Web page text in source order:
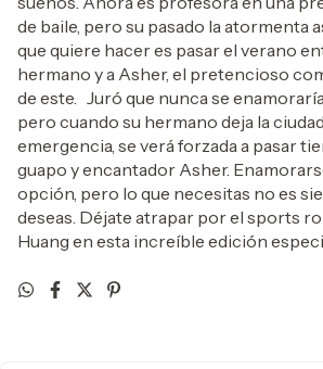
de baile, pero su pasado la atormenta
que quiere hacer es pasar el verano
hermano y a Asher, el pretencioso
de este. Juró que nunca se
pero cuando su hermano deja la
emergencia, se verá forzada a pasar
guapo y encantador Asher.
opción, pero lo que necesitas no es
deseas. Déjate atrapar por el sports
Huang en esta increíble edición